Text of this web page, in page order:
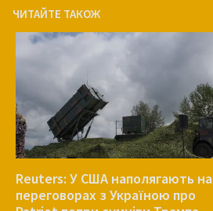
ЧИТАЙТЕ ТАКОЖ
Reuters: У США наполягають на
переговорах з Україною про